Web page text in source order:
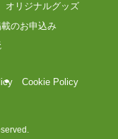
オリジナルグッズ
のお申込み
Cookie Policy